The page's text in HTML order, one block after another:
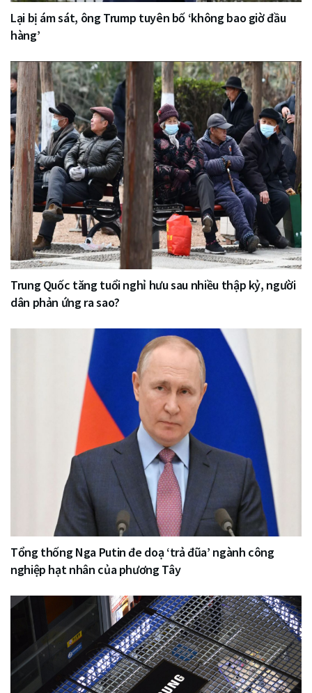
Lại bị ám sát, ông Trump tuyên bố ‘không bao giờ đầu
hàng’
Trung Quốc tăng tuổi nghỉ hưu sau nhiều thập kỷ, người
dân phản ứng ra sao?
Tổng thống Nga Putin đe doạ ‘trả đũa’ ngành công
nghiệp hạt nhân của phương Tây